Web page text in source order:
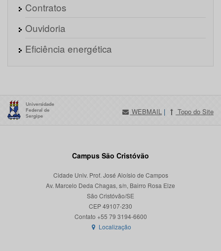
Contratos
Ouvidoria
Eficiência energética
WEBMAIL | Topo do Site
Campus São Cristóvão
Cidade Univ. Prof. José Aloísio de Campos
Av. Marcelo Deda Chagas, s/n, Bairro Rosa Elze
São Cristóvão/SE
CEP 49107-230
Localização